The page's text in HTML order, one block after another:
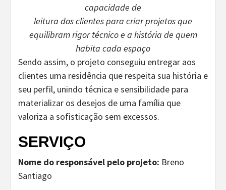
capacidade de
leitura dos clientes para criar projetos que
equilibram rigor técnico e a história de quem
habita cada espaço
Sendo assim, o projeto conseguiu entregar aos
clientes uma residência que respeita sua história e
seu perfil, unindo técnica e sensibilidade para
materializar os desejos de uma família que
valoriza a sofisticação sem excessos.
SERVIÇO
Nome do responsável pelo projeto: Breno
Santiago